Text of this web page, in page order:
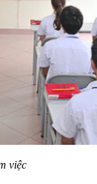
việc